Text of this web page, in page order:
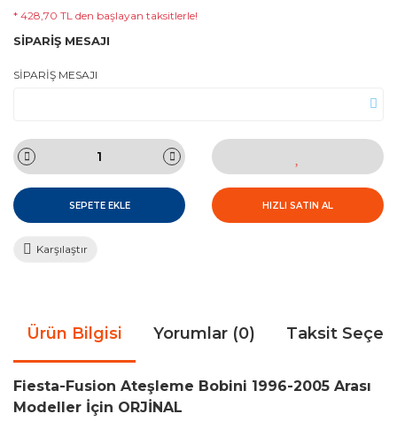
* 428,70 TL den başlayan taksitlerle!
SİPARİŞ MESAJI
SİPARİŞ MESAJI
SEPETE EKLE HIZLI SATIN AL
Karşılaştır
Ürün Bilgisi Yorumlar (0) Taksit
Fiesta-Fusion Ateşleme Bobini 1996-2005 Arası
Modeller İçin ORJİNAL